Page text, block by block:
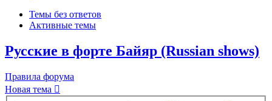
Темы без ответов
Активные темы
Русские в форте Байяр (Russian shows)
Правила форума
Новая тема